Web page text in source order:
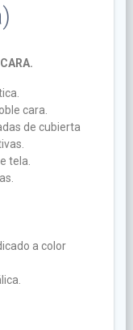
cara.
de cubierta
tela.
a color